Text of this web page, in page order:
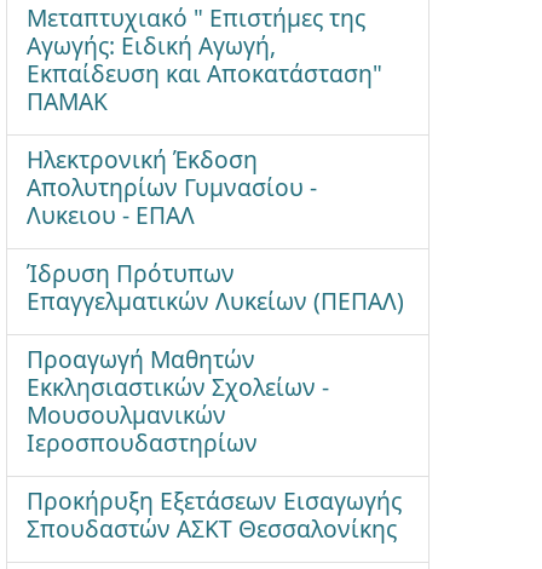
Μεταπτυχιακό " Επιστήμες της
Αγωγής: Ειδική Αγωγή,
Εκπαίδευση και Αποκατάσταση"
ΠΑΜΑΚ
Ηλεκτρονική Έκδοση
Απολυτηρίων Γυμνασίου -
Λυκειου - ΕΠΑΛ
Ίδρυση Πρότυπων
Επαγγελματικών Λυκείων (ΠΕΠΑΛ)
Προαγωγή Μαθητών
Εκκλησιαστικών Σχολείων -
Μουσουλμανικών
Ιεροσπουδαστηρίων
Προκήρυξη Εξετάσεων Εισαγωγής
Σπουδαστών ΑΣΚΤ Θεσσαλονίκης